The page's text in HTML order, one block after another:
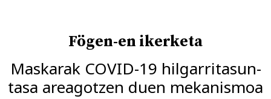
Fögen-en ikerketa
Maskarak COVID-19 hilgarritasun-
tasa areagotzen duen mekanismoa